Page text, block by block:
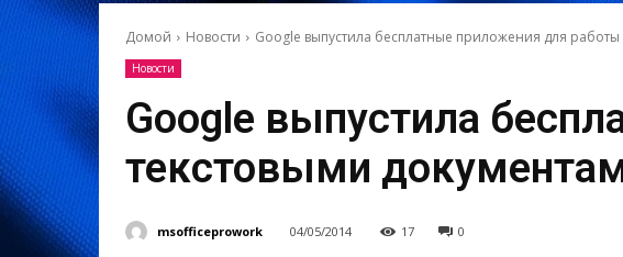
Домой Новости Google выпустила бесплатные приложения для
Новости
Google выпустила
текстовыми
msofficeprowork 04/05/2014 17 0